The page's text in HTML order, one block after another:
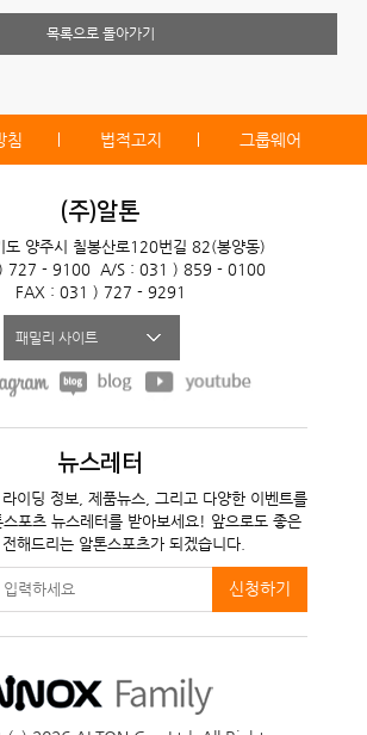
목록으로 돌아가기
침 법적고지 그룹웨어
(주)알톤
도 양주시 칠봉산로120번길 82(봉양동)
727 - 9100
A/S : 031 ) 859 - 0100
FAX : 031 ) 727 - 9291
패밀리 사이트
뉴스레터
이딩 정보, 제품뉴스, 그리고 다양한 이벤트를
스포츠 뉴스레터를 받아보세요! 앞으로도 좋은
해드리는 알톤스포츠가 되겠습니다.
신청하기